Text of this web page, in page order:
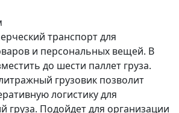
транспорт для
и персональных вещей. В
до шести паллет груза.
грузовик позволит
логистику для
груза. Подойдет для организации